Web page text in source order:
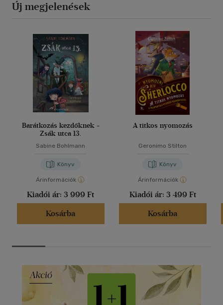
Új megjelenések
Barátkozás kezdőknek -
Zsák utca 13.
Sabine Bohlmann
Könyv
Árinformációk
Kiadói ár: 3 999 Ft
Kosárba
A titkos nyomozás
Geronimo Stilton
Könyv
Árinformációk
Kiadói ár: 3 499 Ft
Kosárba